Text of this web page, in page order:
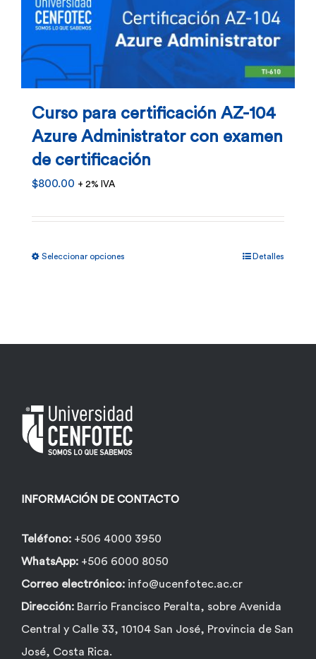
Curso para certificación AZ-104
Azure Administrator con examen
de certificación
$800.00 + 2% IVA
Seleccionar opciones
pueden
elegir
la
de
producto
Detalles
INFORMACIÓN DE CONTACTO
Teléfono: +506 4000 3950
WhatsApp: +506 6000 8050
Correo electrónico: info@ucenfotec.ac.cr
Dirección: Barrio Francisco Peralta, sobre Avenida
Central y Calle 33, 10104 San José, Provincia de San
José, Costa Rica.